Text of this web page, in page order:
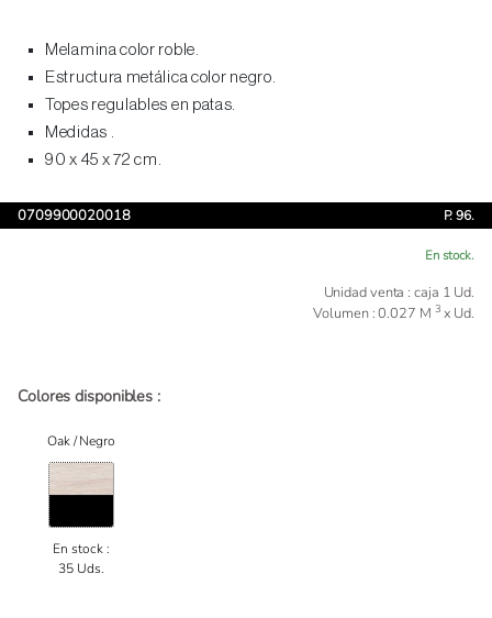
Melamina color roble.
Estructura metálica color negro.
Topes regulables en patas.
Medidas .
90 x 45 x 72 cm.
0709900020018 P. 96.
En stock.
Unidad venta : caja 1 Ud.
Volumen : 0.027 M 3 x Ud.
Colores disponibles :
Oak / Negro
En stock :
35 Uds.